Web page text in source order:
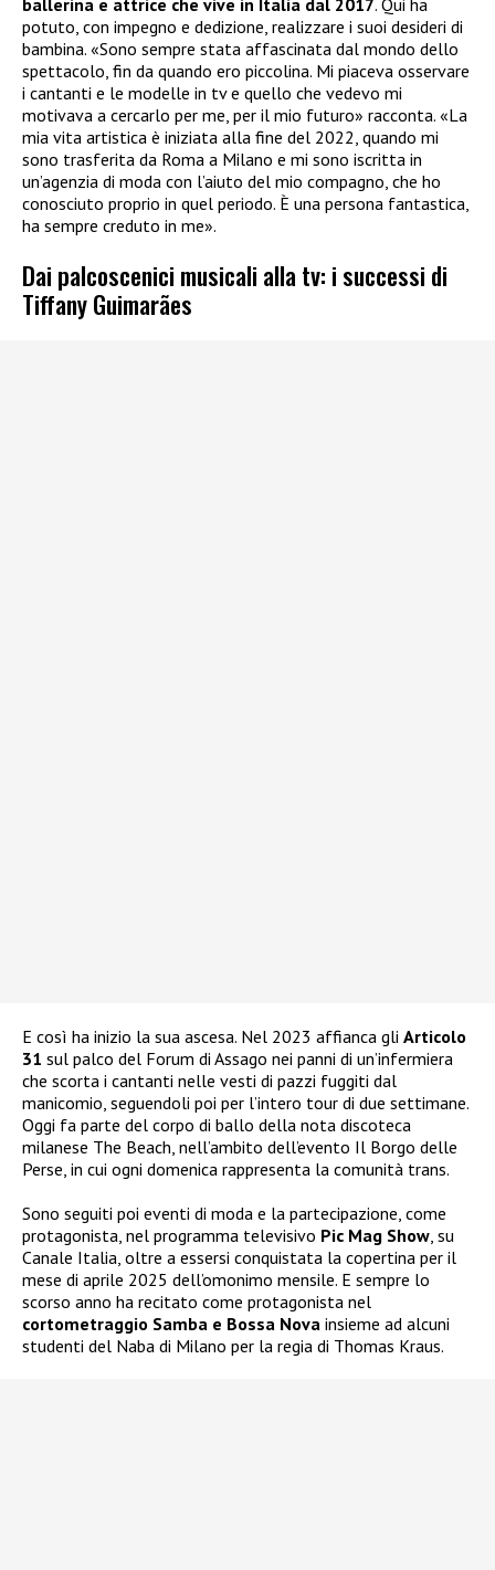
potuto, con impegno e dedizione, realizzare i suoi desideri di
bambina. «Sono sempre stata affascinata dal mondo dello
spettacolo, fin da quando ero piccolina. Mi piaceva osservare
i cantanti e le modelle in tv e quello che vedevo mi
motivava a cercarlo per me, per il mio futuro» racconta. «La
mia vita artistica è iniziata alla fine del 2022, quando mi
sono trasferita da Roma a Milano e mi sono iscritta in
un’agenzia di moda con l’aiuto del mio compagno, che ho
conosciuto proprio in quel periodo. È una persona fantastica,
ha sempre creduto in me».
Dai palcoscenici musicali alla tv: i successi di
Tiffany Guimarães
E così ha inizio la sua ascesa. Nel 2023 affianca gli Articolo
31 sul palco del Forum di Assago nei panni di un’infermiera
che scorta i cantanti nelle vesti di pazzi fuggiti dal
manicomio, seguendoli poi per l’intero tour di due settimane.
Oggi fa parte del corpo di ballo della nota discoteca
milanese The Beach, nell’ambito dell’evento Il Borgo delle
Perse, in cui ogni domenica rappresenta la comunità trans.
Sono seguiti poi eventi di moda e la partecipazione, come
protagonista, nel programma televisivo Pic Mag Show, su
Canale Italia, oltre a essersi conquistata la copertina per il
mese di aprile 2025 dell’omonimo mensile. E sempre lo
scorso anno ha recitato come protagonista nel
cortometraggio Samba e Bossa Nova insieme ad alcuni
studenti del Naba di Milano per la regia di Thomas Kraus.